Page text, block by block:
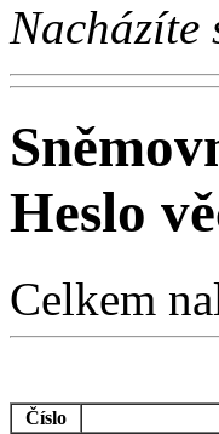
Nacházíte
Heslo
Celkem
Číslo